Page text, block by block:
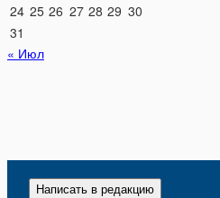
24 25 26 27 28 29 30
31
« Июл
Написать в редакцию